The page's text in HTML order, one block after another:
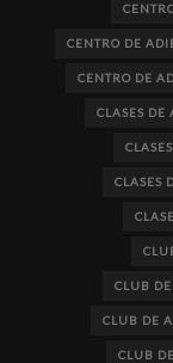
CENTRO DE
CENTRO DE
CLASES
CLASES
CLUB
CLUB DE
CLUB